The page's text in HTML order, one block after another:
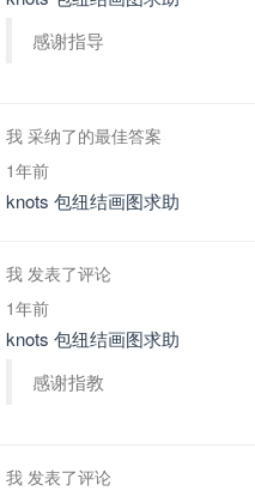
感谢指导
我 采纳了的最佳答案
1年前
knots 包纽结画图求助
我 发表了评论
1年前
knots 包纽结画图求助
感谢指教
我 发表了评论